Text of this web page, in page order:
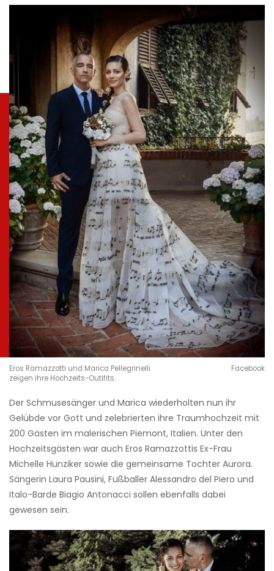
Eros Ramazzotti und Marica Pellegrinelli
zeigen ihre Hochzeits-Outifits.
Facebook
Der Schmusesänger und Marica wiederholten nun ihr
Gelübde vor Gott und zelebrierten ihre Traumhochzeit mit
200 Gästen im malerischen Piemont, Italien. Unter den
Hochzeitsgästen war auch Eros Ramazzottis Ex-Frau
Michelle Hunziker sowie die gemeinsame Tochter Aurora.
Sängerin Laura Pausini, Fußballer Alessandro del Piero und
Italo-Barde Biagio Antonacci sollen ebenfalls dabei
gewesen sein.